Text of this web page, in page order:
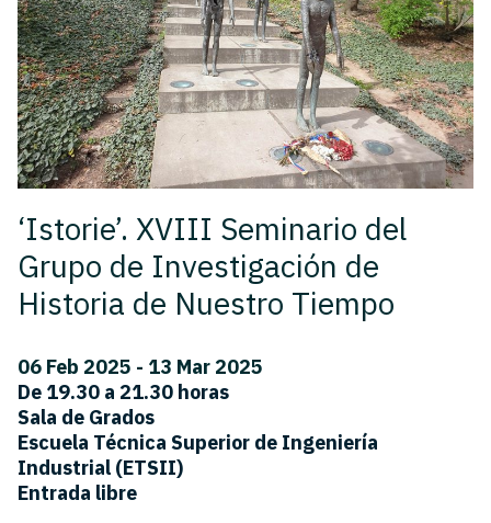
‘Istorie’. XVIII Seminario del
Grupo de Investigación de
Historia de Nuestro Tiempo
06 Feb 2025 - 13 Mar 2025
De 19.30 a 21.30 horas
Sala de Grados
Escuela Técnica Superior de Ingeniería
Industrial (ETSII)
Entrada libre